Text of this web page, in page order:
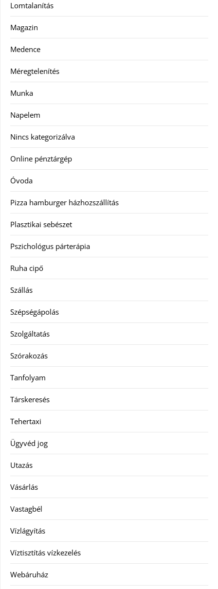
Lomtalanítás
Magazin
Medence
Méregtelenítés
Munka
Napelem
Nincs kategorizálva
Online pénztárgép
Óvoda
Pizza hamburger házhozszállítás
Plasztikai sebészet
Pszichológus párterápia
Ruha cipő
Szállás
Szépségápolás
Szolgáltatás
Szórakozás
Tanfolyam
Társkeresés
Tehertaxi
Ügyvéd jog
Utazás
Vásárlás
Vastagbél
Vízlágyítás
Víztisztítás vízkezelés
Webáruház